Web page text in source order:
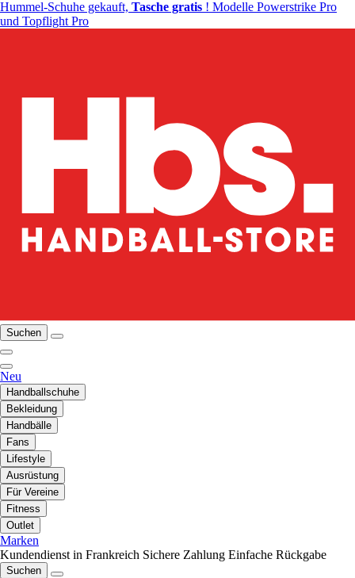
Hummel-Schuhe gekauft, Tasche gratis ! Modelle Powerstrike Pro
und Topflight Pro
Suchen
Neu
Handballschuhe
Bekleidung
Handbälle
Fans
Lifestyle
Ausrüstung
Für Vereine
Fitness
Outlet
Marken
Kundendienst in Frankreich Sichere Zahlung Einfache Rückgabe
Suchen